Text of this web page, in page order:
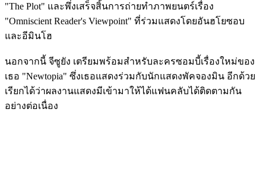
"The Plot" และพึ่งเสร็จสิ้นการถ่ายทำภาพยนตร์เรื่อง
"Omniscient Reader's Viewpoint" ที่ร่วมแสดงโดยอันฮโยซอบ
และอีมินโฮ
นอกจากนี้ จีซูยัง เตรียมพร้อมสำหรับละครซอมบี้เรื่องใหม่ของ
เธอ "Newtopia" ซึ่งเธอแสดงร่วมกับนักแสดงพัคจองมิน อีกด้วย
เรียกได้ว่าผลงานแสดงมีเข้ามาให้ได้แฟนคลับได้ติดตามกัน
อย่างต่อเนื่อง